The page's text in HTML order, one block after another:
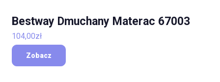
Bestway Dmuchany Materac 67003
104,00zł
Zobacz